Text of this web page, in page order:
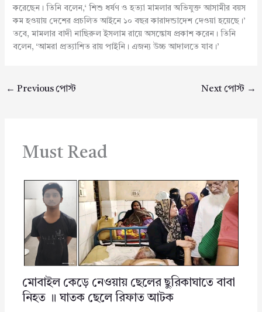
করেছেন। তিনি বলেন,‘ শিশু ধর্ষণ ও হত্যা মামলার অভিযুক্ত আসামীর বয়স
কম হওয়ায় দেশের প্রচলিত আইনে ১০ বছর কারাদন্ডাদেশ দেওয়া হয়েছে।’
তবে, মামলার বাদী নাছিরুল ইসলাম রায়ে অসন্তোষ প্রকাশ করেন। তিনি
বলেন, ‘আমরা প্রত্যাশিত রায় পাইনি। এজন্য উচ্চ আদালতে যাব।’
← Previous পোস্ট Next পোস্ট →
Must Read
মোবাইল কেড়ে নেওয়ায় ছেলের ছুরিকাঘাতে বাবা
নিহত ॥ ঘাতক ছেলে রিফাত আটক